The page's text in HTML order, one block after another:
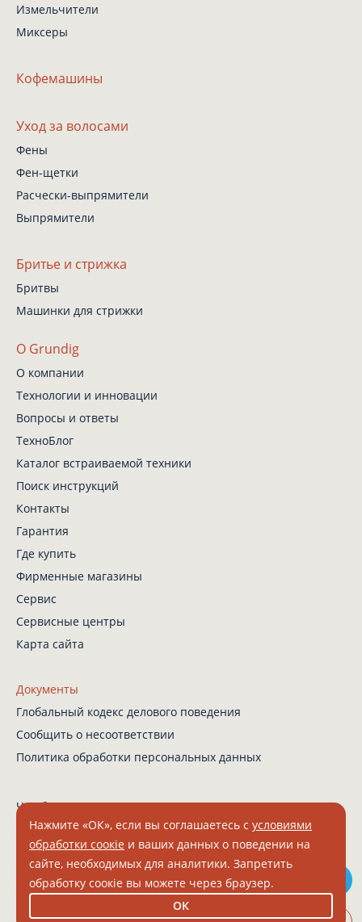
Измельчители
Миксеры
Кофемашины
Уход за волосами
Фены
Фен-щетки
Расчески-выпрямители
Выпрямители
Бритье и стрижка
Бритвы
Машинки для стрижки
О Grundig
О компании
Технологии и инновации
Вопросы и ответы
ТехноБлог
Каталог встраиваемой техники
Поиск инструкций
Контакты
Гарантия
Где купить
Фирменные магазины
Сервис
Сервисные центры
Карта сайта
Документы
Глобальный кодекс делового поведения
Сообщить о несоответствии
Политика обработки персональных данных
© 2026 Grundig. Все права защищены.
ООО "БЕКО" ИНН 7804157910 КПП 331601001 ОГРН 1027802512671
8 (800) 200 23 56
Чат-бот в Телеграм
Нажмите «ОК», если вы соглашаетесь с условиями
обработки соокіе и ваших данных о поведении на
сайте, необходимых для аналитики. Запретить
обработку соокіе вы можете через браузер.
ОК